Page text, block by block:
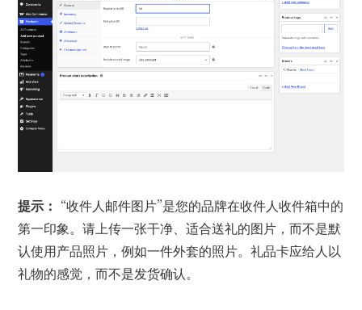
提示： “收件人邮件图片”是您的品牌在收件人收件箱中的
第一印象。请上传一张干净、适合送礼的图片，而不是默
认使用产品照片，例如一件外套的照片。礼品卡应给人以
礼物的感觉，而不是发货确认。